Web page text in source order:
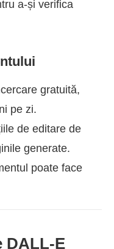
a-și verifica
gratuită,
pe zi.
de editare de
generate.
poate face
DALL-E